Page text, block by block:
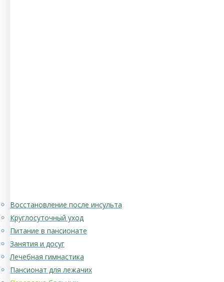
Восстановление после инсульта
Круглосуточный уход
Питание в пансионате
Занятия и досуг
Лечебная гимнастика
Пансионат для лежачих